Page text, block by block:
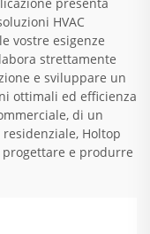
HVAC
vostre esigenze
strettamente
e sviluppare un
ottimali ed efficienza
di un
Holtop
progettare e produrre